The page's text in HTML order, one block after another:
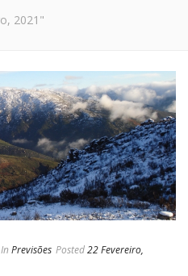
2021"
In Previsões Posted22 Fevereiro,